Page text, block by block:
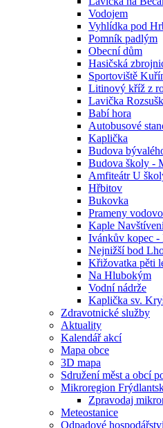
Vodojem
Vyhlídka pod
Pomník padlým
Obecní dům
Hasičská
Sportoviště
Litinový kříž z
Lavička
Babí hora
Autobusové
Kaplička
Budova
Budova školy -
Amfiteátr U
Hřbitov
Bukovka
Prameny
Kaple
Ivánkův kopec -
Nejnižší bod
Křižovatka pěti
Na Hlubokým
Vodní nádrže
Kaplička sv.
Zdravotnické služby
Aktuality
Kalendář akcí
Mapa obce
3D mapa
Sdružení měst a obcí
Mikroregion
Zpravodaj
Meteostanice
Odpadové